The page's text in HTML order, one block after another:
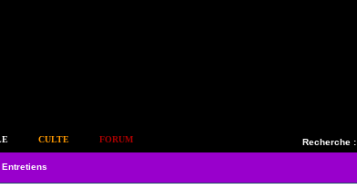
Recherche :
CULTE FORUM
Entretiens